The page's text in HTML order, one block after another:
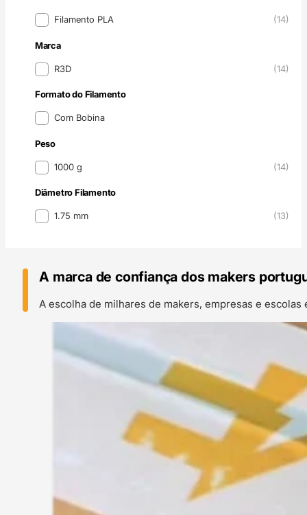
Material Filamento 3D
Filamento PLA (14)
Marca
MarcaR3D (14)
Formato do Filamento
Formato do Filamento
Com Bobina
Peso
Peso1000 g (14)
Diâmetro Filamento
Diâmetro Filamento
1.75 mm (13)
A marca de confiança dos makers
A escolha de milhares de makers, empresas e escolas